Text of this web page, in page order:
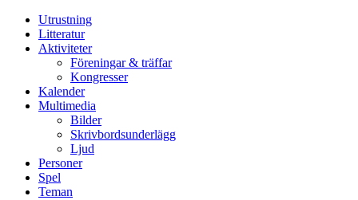
Utrustning
Litteratur
Aktiviteter
Föreningar & träffar
Kongresser
Kalender
Multimedia
Bilder
Skrivbordsunderlägg
Ljud
Personer
Spel
Teman